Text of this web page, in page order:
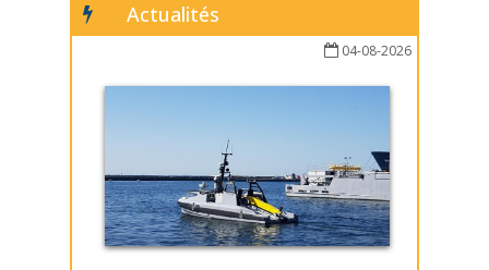
Actualités
04-08-2026